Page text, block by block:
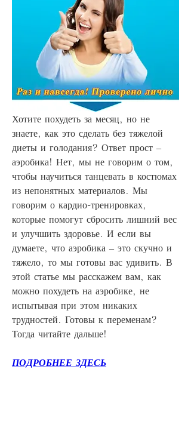
Хотите похудеть за месяц, но не
знаете, как это сделать без тяжелой
диеты и голодания? Ответ прост –
аэробика! Нет, мы не говорим о том,
чтобы научиться танцевать в костюмах
из непонятных материалов. Мы
говорим о кардио-тренировках,
которые помогут сбросить лишний вес
и улучшить здоровье. И если вы
думаете, что аэробика – это скучно и
тяжело, то мы готовы вас удивить. В
этой статье мы расскажем вам, как
можно похудеть на аэробике, не
испытывая при этом никаких
трудностей. Готовы к переменам?
Тогда читайте дальше!
ПОДРОБНЕЕ ЗДЕСЬ